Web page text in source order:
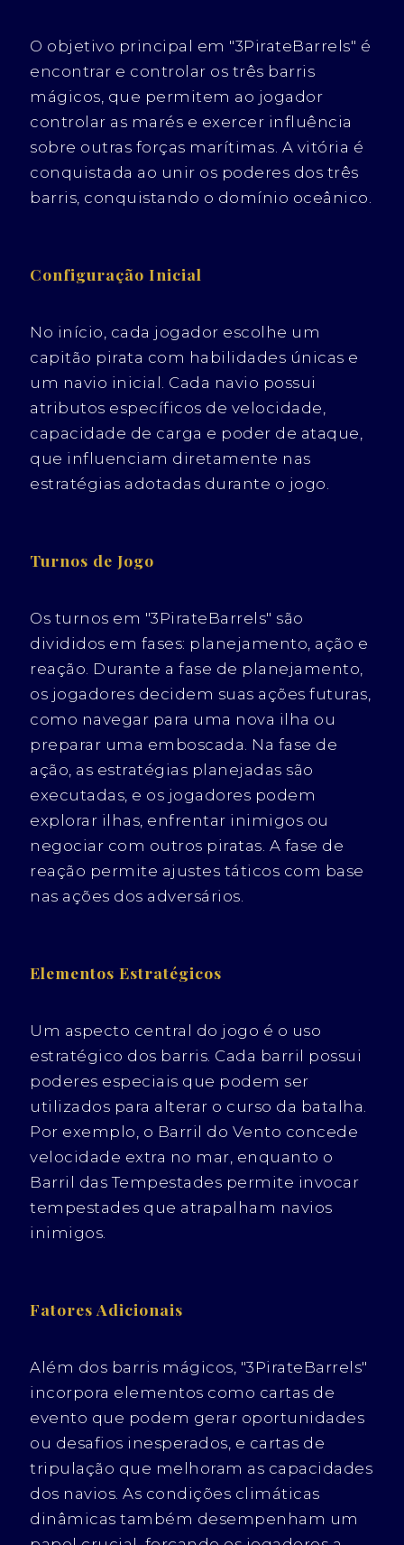
O objetivo principal em "3PirateBarrels" é
encontrar e controlar os três barris
mágicos, que permitem ao jogador
controlar as marés e exercer influência
sobre outras forças marítimas. A vitória é
conquistada ao unir os poderes dos três
barris, conquistando o domínio oceânico.
Configuração Inicial
No início, cada jogador escolhe um
capitão pirata com habilidades únicas e
um navio inicial. Cada navio possui
atributos específicos de velocidade,
capacidade de carga e poder de ataque,
que influenciam diretamente nas
estratégias adotadas durante o jogo.
Turnos de Jogo
Os turnos em "3PirateBarrels" são
divididos em fases: planejamento, ação e
reação. Durante a fase de planejamento,
os jogadores decidem suas ações futuras,
como navegar para uma nova ilha ou
preparar uma emboscada. Na fase de
ação, as estratégias planejadas são
executadas, e os jogadores podem
explorar ilhas, enfrentar inimigos ou
negociar com outros piratas. A fase de
reação permite ajustes táticos com base
nas ações dos adversários.
Elementos Estratégicos
Um aspecto central do jogo é o uso
estratégico dos barris. Cada barril possui
poderes especiais que podem ser
utilizados para alterar o curso da batalha.
Por exemplo, o Barril do Vento concede
velocidade extra no mar, enquanto o
Barril das Tempestades permite invocar
tempestades que atrapalham navios
inimigos.
Fatores Adicionais
Além dos barris mágicos, "3PirateBarrels"
incorpora elementos como cartas de
evento que podem gerar oportunidades
ou desafios inesperados, e cartas de
tripulação que melhoram as capacidades
dos navios. As condições climáticas
dinâmicas também desempenham um